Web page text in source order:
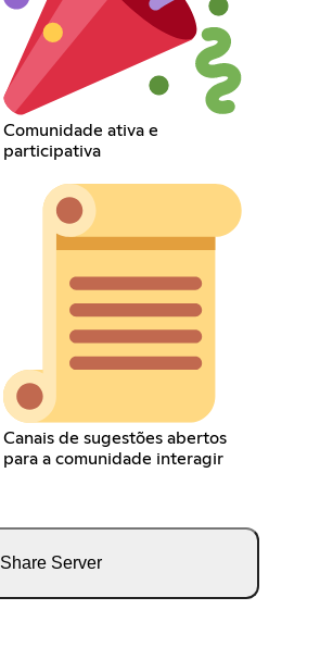
Comunidade ativa e
participativa
Canais de sugestões abertos
para a comunidade interagir
Share Server